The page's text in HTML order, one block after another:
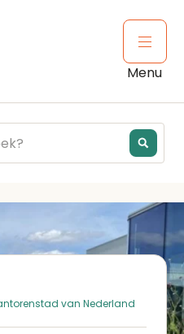
Open
Menu
van Nederland